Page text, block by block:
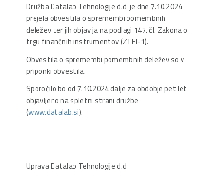
Družba Datalab Tehnologije d.d. je dne 7.10.2024
prejela obvestila o spremembi pomembnih
deležev ter jih objavlja na podlagi 147. čl. Zakona o
trgu finančnih instrumentov (ZTFI-1).
Obvestila o spremembi pomembnih deležev so v
priponki obvestila.
Sporočilo bo od 7.10.2024 dalje za obdobje pet let
objavljeno na spletni strani družbe
(www.datalab.si).
Uprava Datalab Tehnologije d.d.